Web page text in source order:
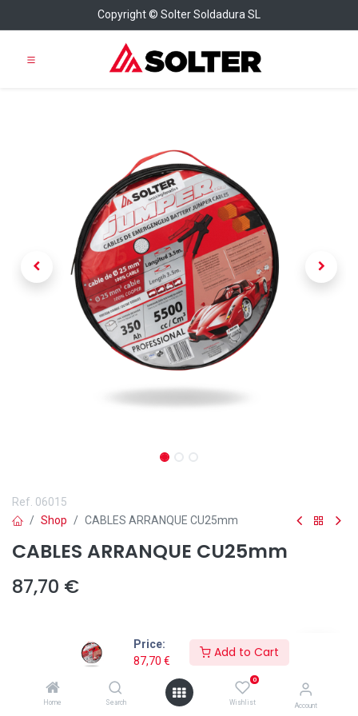
Price:
87,70 €
Add to Cart
Home Search
0
Wishlist Account
Copyright © Solter Soldadura SL
Ref. 06015
Shop
CABLES ARRANQUE CU25mm
CABLES ARRANQUE CU25mm
87,70 €
Añadir a lista de deseos
CABLES ARRANQUE CU25mmde Solter ofrecen una solución